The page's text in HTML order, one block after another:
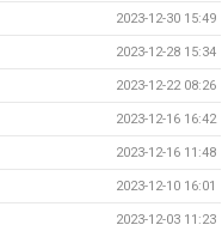
2023-12-30 15:49
2023-12-28 15:34
2023-12-22 08:26
2023-12-16 16:42
2023-12-16 11:48
2023-12-10 16:01
2023-12-03 11:23